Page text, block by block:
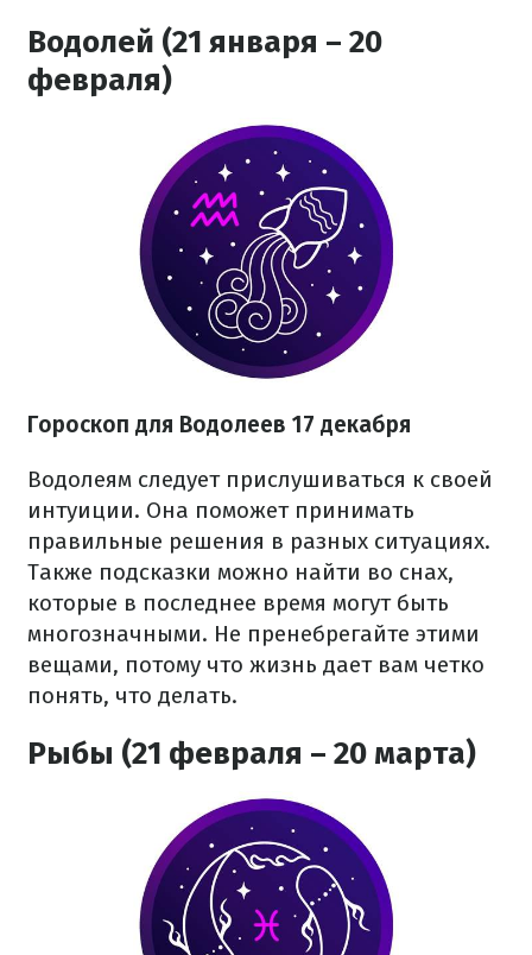
Водолей (21 января – 20
февраля)
Гороскоп для Водолеев 17 декабря
Водолеям следует прислушиваться к своей
интуиции. Она поможет принимать
правильные решения в разных ситуациях.
Также подсказки можно найти во снах,
которые в последнее время могут быть
многозначными. Не пренебрегайте этими
вещами, потому что жизнь дает вам четко
понять, что делать.
Рыбы (21 февраля – 20 марта)